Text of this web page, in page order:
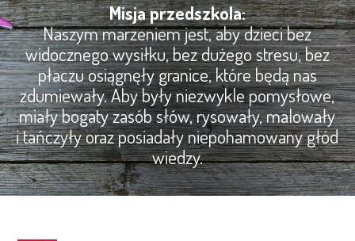
Misja przedszkola:
Naszym marzeniem jest, aby dzieci bez
widocznego wysiłku, bez dużego stresu, bez
płaczu osiągnęły granice, które będą nas
zdumiewały. Aby były niezwykle pomysłowe,
miały bogaty zasób słów, rysowały, malowały
i tańczyły oraz posiadały niepohamowany głód
wiedzy.